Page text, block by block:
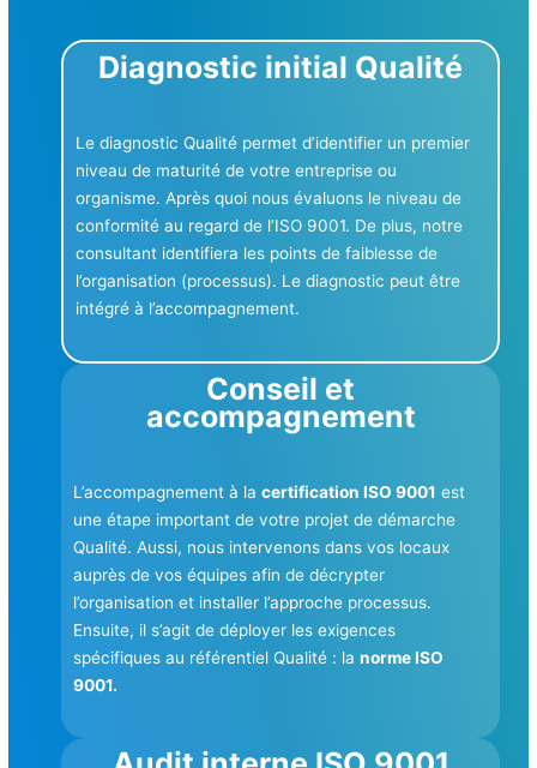
Diagnostic initial Qualité
Le diagnostic Qualité permet d’identifier un premier
niveau de maturité de votre entreprise ou
organisme. Après quoi nous évaluons le niveau de
conformité au regard de l’ISO 9001. De plus, notre
consultant identifiera les points de faiblesse de
l’organisation (processus). Le diagnostic peut être
intégré à l’accompagnement.
Conseil et
accompagnement
L’accompagnement à lacertification ISO 9001 est
une étape important de votre projet de démarche
Qualité. Aussi, nous intervenons dans vos locaux
auprès de vos équipes afin de décrypter
l’organisation et installer l’approche processus.
Ensuite, il s’agit de déployer les exigences
spécifiques au référentiel Qualité : lanorme ISO
9001.